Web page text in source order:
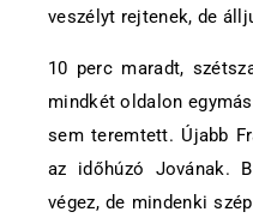
veszélyt rejtenek, de
10 perc maradt,
mindkét oldalon
sem teremtett. Újabb
az időhúzó Jovának.
végez, de mindenki